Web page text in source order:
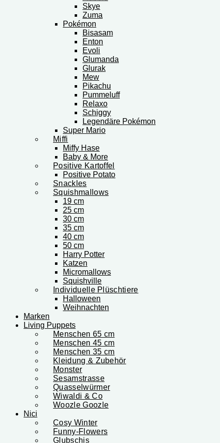
Skye
Zuma
Pokémon
Bisasam
Enton
Evoli
Glumanda
Glurak
Mew
Pikachu
Pummeluff
Relaxo
Schiggy
Legendäre Pokémon
Super Mario
Miffi
Miffy Hase
Baby & More
Positive Kartoffel
Positive Potato
Snackles
Squishmallows
19 cm
25 cm
30 cm
35 cm
40 cm
50 cm
Harry Potter
Katzen
Micromallows
Squishville
Individuelle Plüschtiere
Halloween
Weihnachten
Marken
Living Puppets
Menschen 65 cm
Menschen 45 cm
Menschen 35 cm
Kleidung & Zubehör
Monster
Sesamstrasse
Quasselwürmer
Wiwaldi & Co
Woozle Goozle
Nici
Cosy Winter
Funny-Flowers
Glubschis